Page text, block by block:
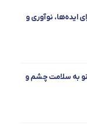
ایده‌ها، نوآوری و
به سلامت چشم و